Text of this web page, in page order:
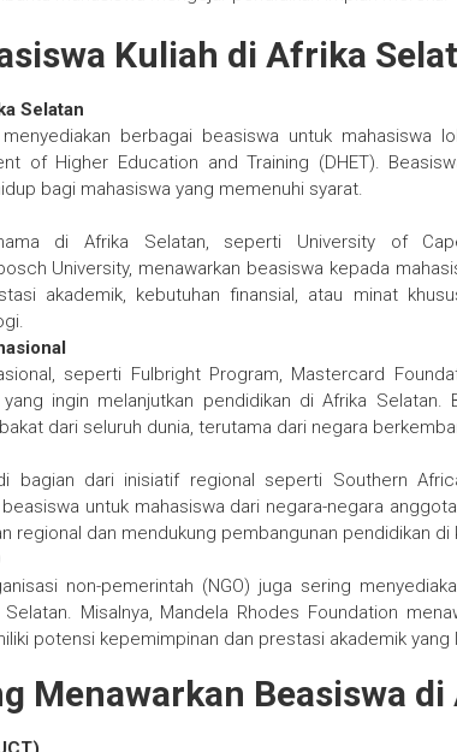
Kuliah di Afrika
Selatan
berbagai beasiswa untuk mahasiswa
of Higher Education and Training (DHET).
bagi mahasiswa yang memenuhi syarat.
di Afrika Selatan, seperti University of
University, menawarkan beasiswa kepada
akademik, kebutuhan finansial, atau minat
seperti Fulbright Program, Mastercard
ingin melanjutkan pendidikan di Afrika Selatan.
dari seluruh dunia, terutama dari negara
bagian dari inisiatif regional seperti Southern
untuk mahasiswa dari negara-negara
regional dan mendukung pembangunan pendidikan
non-pemerintah (NGO) juga sering
Misalnya, Mandela Rhodes Foundation
potensi kepemimpinan dan prestasi akademik yang
Menawarkan Beasiswa